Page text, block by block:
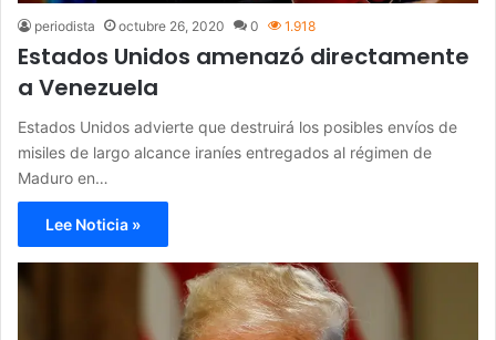
periodista octubre 26, 2020 0 1.918
Estados Unidos amenazó directamente
a Venezuela
Estados Unidos advierte que destruirá los posibles envíos de
misiles de largo alcance iraníes entregados al régimen de
Maduro en…
Lee Noticia »